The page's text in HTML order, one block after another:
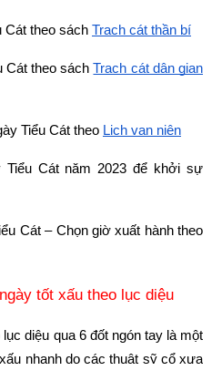
Cát theo sách Trạch cát thần bí
Cát theo sách Trạch cát dân gian
Tiểu Cát theo Lịch vạn niên
Tiểu Cát năm 2023 để khởi sự
Cát – Chọn giờ xuất hành theo
tốt xấu theo lục diệu
diệu qua 6 đốt ngón tay là một
nhanh do các thuật sỹ cổ xưa